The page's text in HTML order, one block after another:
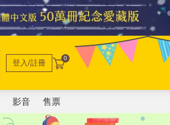
登入/註冊 0
影音 售票